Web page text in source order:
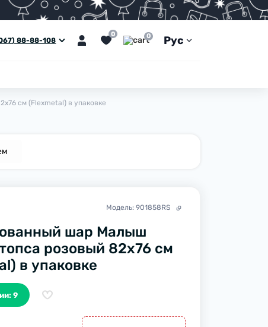
88-88-108
0 0 Рус
см (Flexmetal) в упаковке
Модель: 901858RS
шар Малыш
розовый 82х76 см
в упаковке
9